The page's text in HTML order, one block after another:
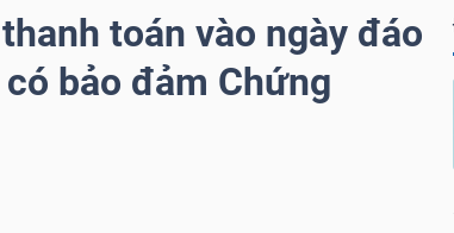
toán vào ngày đáo
bảo đảm Chứng